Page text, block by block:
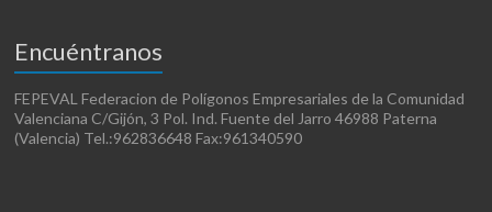
Encuéntranos
FEPEVAL Federacion de Polígonos Empresariales de la Comunidad
Valenciana C/Gijón, 3 Pol. Ind. Fuente del Jarro 46988 Paterna
(Valencia) Tel.:962836648 Fax:961340590